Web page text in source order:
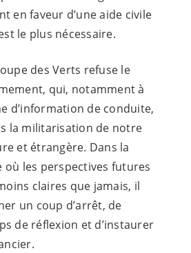
en faveur d’une aide civile
le plus nécessaire.
des Verts refuse le
qui, notamment à
d’information de conduite,
la militarisation de notre
et étrangère. Dans la
les perspectives futures
claires que jamais, il
un coup d’arrêt, de
de réflexion et d’instaurer